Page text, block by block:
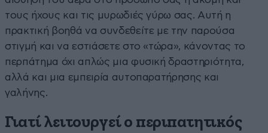
τους ήχους και τις μυρωδιές γύρω σας. Αυτή η
πρακτική βοηθά να συνδεθείτε με την παρούσα
στιγμή και να εστιάσετε στο «τώρα», κάνοντας το
περπάτημα όχι απλώς μια φυσική δραστηριότητα,
αλλά και μια εμπειρία αυτοπαρατήρησης και
γαλήνης.
Γιατί λειτουργεί ο περιπατητικός